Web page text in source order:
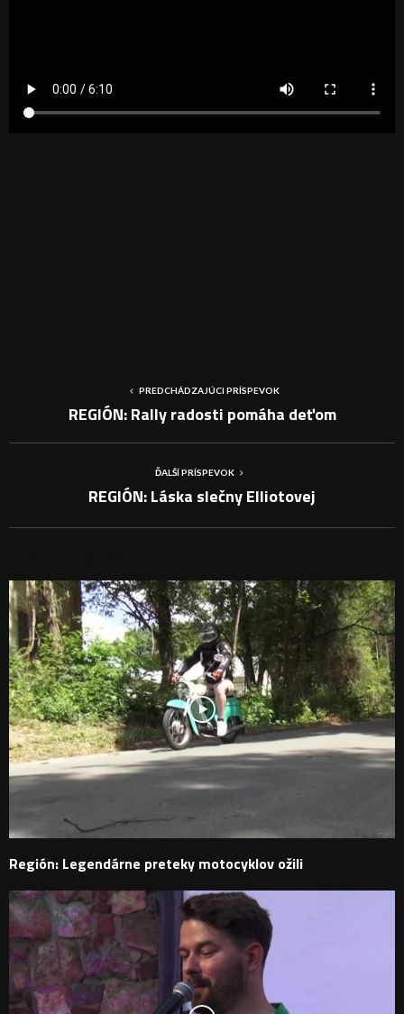
PREDCHÁDZAJÚCI PRÍSPEVOK
REGIÓN: Rally radosti pomáha deťom
ĎALŠÍ PRÍSPEVOK
REGIÓN: Láska slečny Elliotovej
Región: Legendárne preteky motocyklov ožili